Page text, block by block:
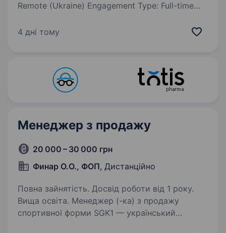
Remote (Ukraine) Engagement Type: Full-time
Commitment: Long-term (40 hours/week) Base
4 дні тому
Менеджер з продажу
20 000 – 30 000 грн
Финар О.О., ФОП, Дистанційно
Повна зайнятість. Досвід роботи від 1 року.
Вища освіта. Менеджер (-ка) з продажу
спортивної форми SGK1 — український